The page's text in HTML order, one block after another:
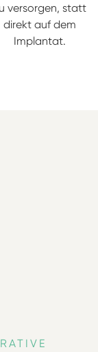
versorgen, statt
direkt auf dem
Implantat.